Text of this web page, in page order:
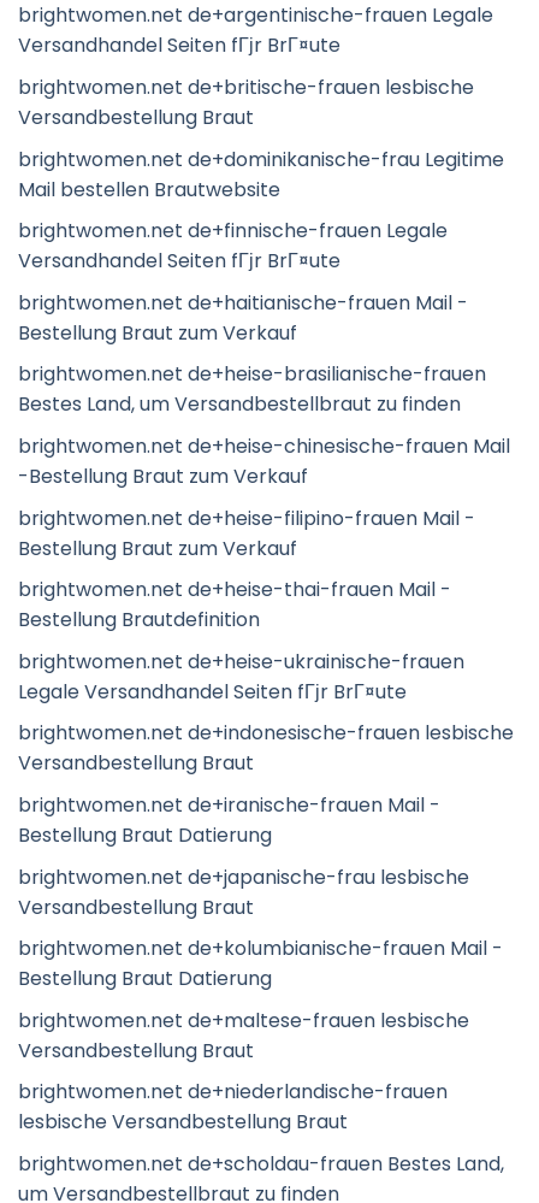
brightwomen.net de+argentinische-frauen Legale
Versandhandel Seiten fГјr BrГ¤ute
brightwomen.net de+britische-frauen lesbische
Versandbestellung Braut
brightwomen.net de+dominikanische-frau Legitime
Mail bestellen Brautwebsite
brightwomen.net de+finnische-frauen Legale
Versandhandel Seiten fГјr BrГ¤ute
brightwomen.net de+haitianische-frauen Mail -
Bestellung Braut zum Verkauf
brightwomen.net de+heise-brasilianische-frauen
Bestes Land, um Versandbestellbraut zu finden
brightwomen.net de+heise-chinesische-frauen Mail
-Bestellung Braut zum Verkauf
brightwomen.net de+heise-filipino-frauen Mail -
Bestellung Braut zum Verkauf
brightwomen.net de+heise-thai-frauen Mail -
Bestellung Brautdefinition
brightwomen.net de+heise-ukrainische-frauen
Legale Versandhandel Seiten fГјr BrГ¤ute
brightwomen.net de+indonesische-frauen lesbische
Versandbestellung Braut
brightwomen.net de+iranische-frauen Mail -
Bestellung Braut Datierung
brightwomen.net de+japanische-frau lesbische
Versandbestellung Braut
brightwomen.net de+kolumbianische-frauen Mail -
Bestellung Braut Datierung
brightwomen.net de+maltese-frauen lesbische
Versandbestellung Braut
brightwomen.net de+niederlandische-frauen
lesbische Versandbestellung Braut
brightwomen.net de+scholdau-frauen Bestes Land,
um Versandbestellbraut zu finden